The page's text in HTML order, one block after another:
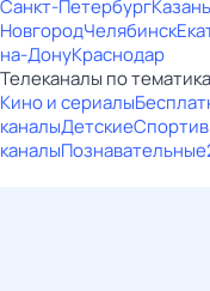
Санкт-ПетербургКазань
НовгородЧелябинск
на-ДонуКраснодар
Телеканалы по
Кино и сериалы
каналыДетские
каналыПознавательные